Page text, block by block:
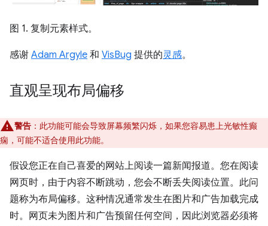
图 1. 复制元素样式。
感谢 Adam Argyle 和 VisBug 提供的灵感。
直观呈现布局偏移
警告 ：此功能可能会导致屏幕频繁闪烁，如果您容易患上光敏性癫
痫，可能不适合使用此功能。
假设您正在自己喜爱的网站上阅读一篇新闻报道。您在阅读
网页时，由于内容不断跳动，您会不断丢失阅读位置。此问
题称为布局偏移。这种情况通常发生在图片和广告加载完成
时。网页未为图片和广告预留任何空间，因此浏览器必须将